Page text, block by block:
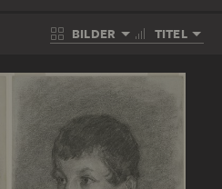
BILDER TITEL